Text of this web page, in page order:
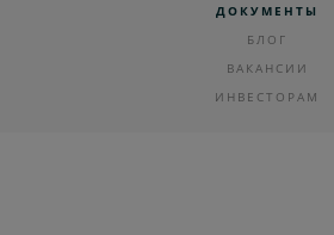
ДОКУМЕНТЫ
БЛОГ
ВАКАНСИИ
ИНВЕСТОРАМ